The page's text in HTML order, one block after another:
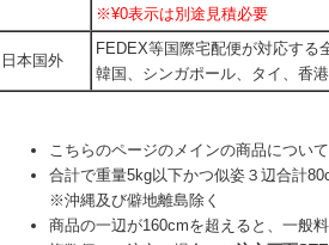
※¥0表示は別途見積必要
日本国外
FEDEX等国際宅配便が対応す
韓国、シンガポール、タイ、香
こちらのページのメインの商品につい
合計で重量5kg以下かつ似姿３辺合計
※沖縄及び僻地離島除く
商品の一辺が160cmを超えると、一般